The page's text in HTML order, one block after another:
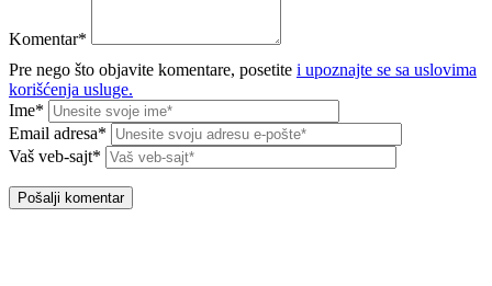
Komentar*
Pre nego što objavite komentare, posetite i upoznajte se sa uslovima
korišćenja usluge.
Ime*
Email adresa*
Vaš veb-sajt*